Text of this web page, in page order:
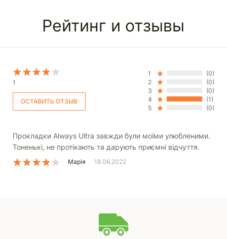
Рейтинг и отзывы
1
1
(0)
2
(0)
3
(0)
4
(1)
5
(0)
Прокладки Always Ultra завжди були моїми улюбленими.
Тоненькі, не протікають та дарують приємні відчуття.
Марія 18.06.2022